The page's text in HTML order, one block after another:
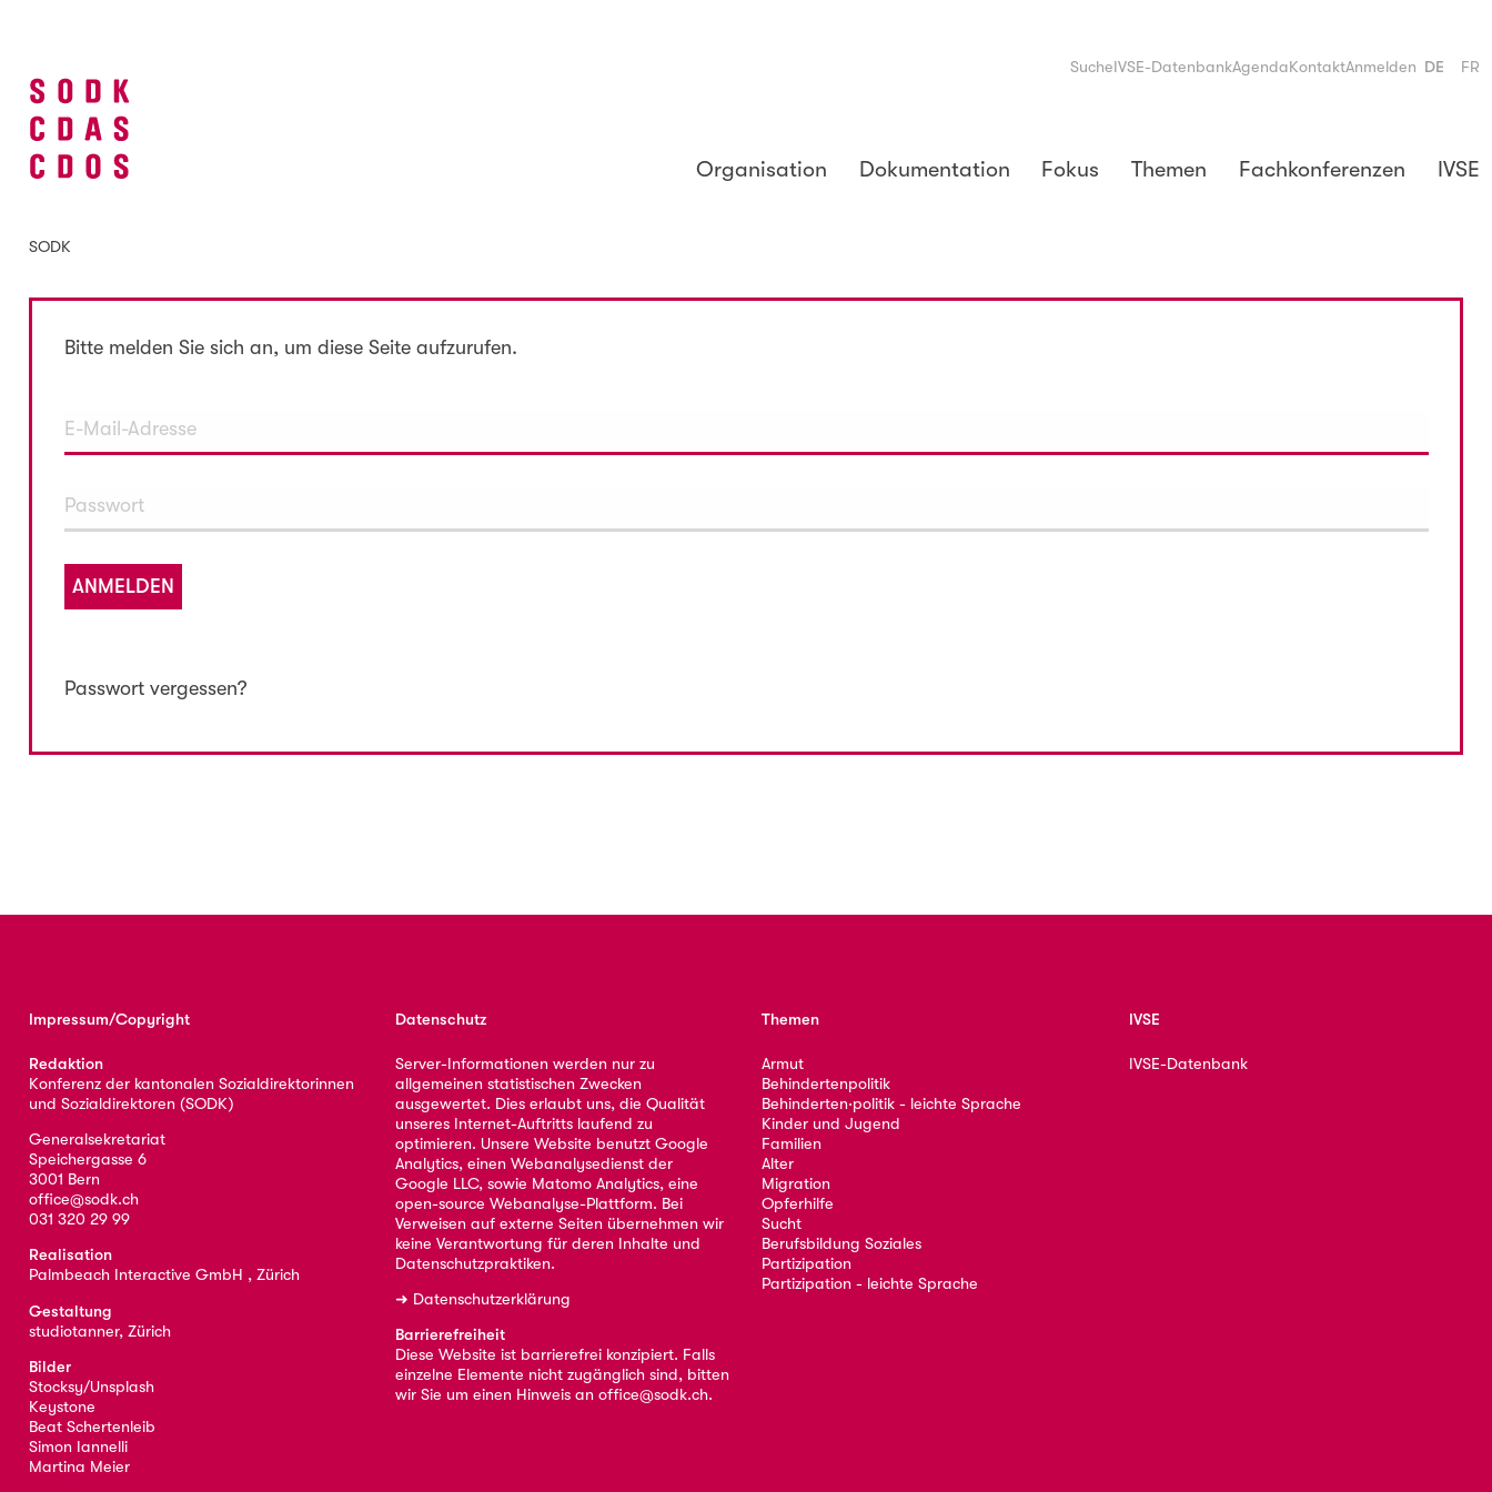
SucheIVSE-DatenbankAgendaKontaktAnmelden DE FR
Organisation Dokumentation Fokus Themen Fachkonferenzen IVSE
SODK
Bitte melden Sie sich an, um diese Seite aufzurufen.
ANMELDEN
Passwort vergessen?
Impressum/Copyright
Redaktion
Konferenz der kantonalen Sozialdirektorinnen
und Sozialdirektoren (SODK)
Generalsekretariat
Speichergasse 6
3001 Bern
office@sodk.ch
031 320 29 99
Realisation
Palmbeach Interactive GmbH , Zürich
Gestaltung
studiotanner, Zürich
Bilder
Stocksy/Unsplash
Keystone
Beat Schertenleib
Simon Iannelli
Martina Meier
Datenschutz
Server-Informationen werden nur zu
allgemeinen statistischen Zwecken
ausgewertet. Dies erlaubt uns, die Qualität
unseres Internet-Auftritts laufend zu
optimieren. Unsere Website benutzt Google
Analytics, einen Webanalysedienst der
Google LLC, sowie Matomo Analytics, eine
open-source Webanalyse-Plattform. Bei
Verweisen auf externe Seiten übernehmen wir
keine Verantwortung für deren Inhalte und
Datenschutzpraktiken.
➜ Datenschutzerklärung
Barrierefreiheit
Diese Website ist barrierefrei konzipiert. Falls
einzelne Elemente nicht zugänglich sind, bitten
wir Sie um einen Hinweis anoffice@sodk.ch.
Themen
Armut
Behindertenpolitik
Behinderten·politik - leichte Sprache
Kinder und Jugend
Familien
Alter
Migration
Opferhilfe
Sucht
Berufsbildung Soziales
Partizipation
Partizipation - leichte Sprache
IVSE
IVSE-Datenbank